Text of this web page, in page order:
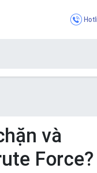
và
Force?